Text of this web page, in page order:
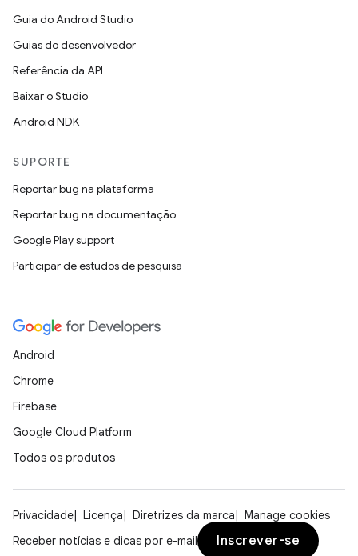
Guia do Android Studio
Guias do desenvolvedor
Referência da API
Baixar o Studio
Android NDK
SUPORTE
Reportar bug na plataforma
Reportar bug na documentação
Google Play support
Participar de estudos de pesquisa
Android
Chrome
Firebase
Google Cloud Platform
Todos os produtos
Privacidade Licença Diretrizes da marca
Manage cookies
Receber notícias e dicas por e-mail
Inscrever-se